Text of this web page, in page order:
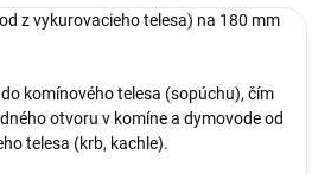
z vykurovacieho telesa) na 180 mm
komínového telesa (sopúchu), čím
otvoru v komíne a dymovode od
telesa (krb, kachle).